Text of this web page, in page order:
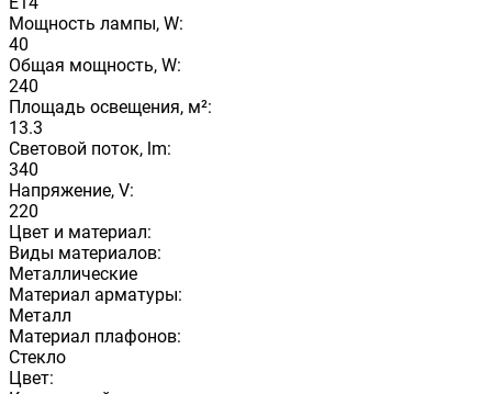
Мощность лампы, W:
40
Общая мощность, W:
240
Площадь освещения, м²:
13.3
Световой поток, lm:
340
Напряжение, V:
220
Цвет и материал:
Виды материалов:
Металлические
Материал арматуры:
Металл
Материал плафонов:
Стекло
Цвет: